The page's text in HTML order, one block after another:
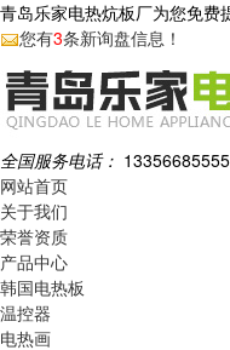
青岛乐家电热炕板厂为您免费
您有3条新询盘信息！
全国服务电话： 13356685555
网站首页
关于我们
荣誉资质
产品中心
韩国电热板
温控器
电热画